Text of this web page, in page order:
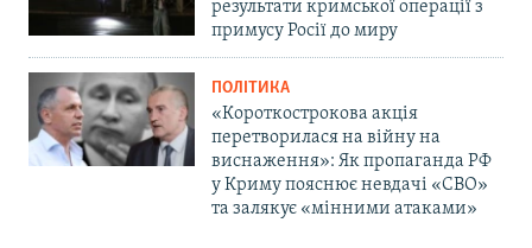
результати кримської операції з
примусу Росії до миру
ПОЛІТИКА
«Короткострокова акція
перетворилася на війну на
виснаження»: Як пропаганда РФ
у Криму пояснює невдачі «СВО»
та залякує «мінними атаками»